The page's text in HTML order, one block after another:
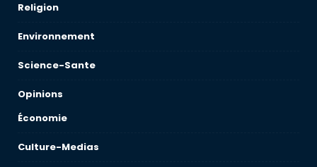
Religion
Environnement
Science-Sante
Opinions
Économie
Culture-Medias